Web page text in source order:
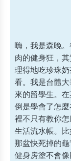
嗨，我是森晚
肉的健身狂，
理得地吃珍珠
看。我是台體
來的留學生。
倒是學會了怎
裡不只有教你
生活流水帳。
那盆快死掉的
健身房塗不會